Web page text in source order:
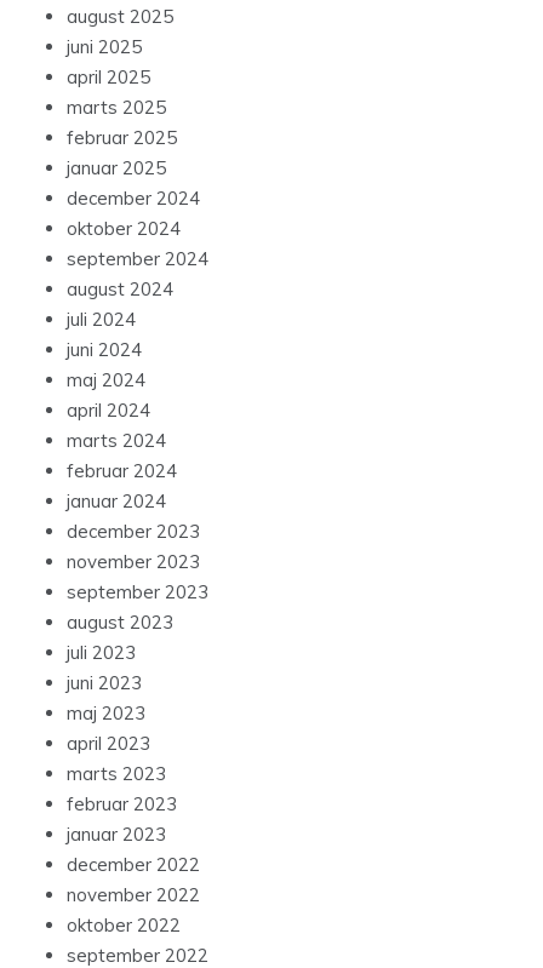
august 2025
juni 2025
april 2025
marts 2025
februar 2025
januar 2025
december 2024
oktober 2024
september 2024
august 2024
juli 2024
juni 2024
maj 2024
april 2024
marts 2024
februar 2024
januar 2024
december 2023
november 2023
september 2023
august 2023
juli 2023
juni 2023
maj 2023
april 2023
marts 2023
februar 2023
januar 2023
december 2022
november 2022
oktober 2022
september 2022